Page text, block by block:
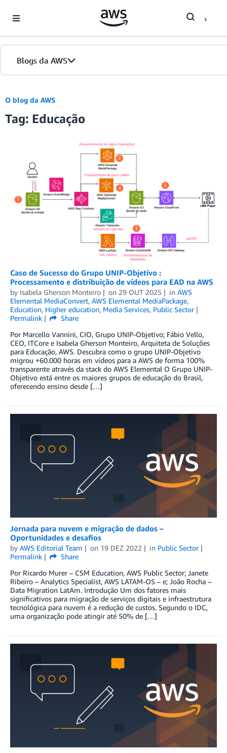
Blogs da AWS
Página inicial
Edições
O blog da AWS
Tag: Educação
Caso de Sucesso do Grupo UNIP-Objetivo :
Processamento e distribuição de vídeos para EAD na AWS
by Isabela Gherson Monteiro on 29 OUT 2025 in AWS
Elemental MediaConvert, AWS Elemental MediaPackage,
Education, Higher education, Media Services, Public Sector
Permalink
Share
Por Marcello Vannini, CIO, Grupo UNIP-Objetivo; Fábio Vello,
CEO, ITCore e Isabela Gherson Monteiro, Arquiteta de Soluções
para Educação, AWS. Descubra como o grupo UNIP-Objetivo
migrou +60.000 horas em vídeos para a AWS de forma 100%
transparente através da stack do AWS Elemental O Grupo UNIP-
Objetivo está entre os maiores grupos de educação do Brasil,
oferecendo ensino desde […]
Jornada para nuvem e migração de dados –
Oportunidades e desafios
by AWS Editorial Team on 19 DEZ 2022 in Public Sector
Permalink
Share
Por Ricardo Murer – CSM Education, AWS Public Sector; Janete
Ribeiro – Analytics Specialist, AWS LATAM-OS – e; João Rocha –
Data Migration LatAm. Introdução Um dos fatores mais
significativos para migração de serviços digitais e infraestrutura
tecnológica para nuvem é a redução de custos. Segundo o IDC,
uma organização pode atingir até 50% de […]